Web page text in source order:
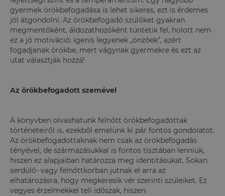
gyermek örökbefogadása is lehet sikeres, ezt is érdemes
jól átgondolni. Az örökbefogadó szülőket gyakran
megmentőként, áldozathozóként tüntetik fel, holott nem
ez a jó motiváció: igenis legyenek „önzőek”, azért
fogadjanak örökbe, mert vágynak gyermekre és ezt az
utat választják hozzá!
Az örökbefogadott szemével
A könyvben olvashatunk felnőtt örökbefogadottak
történeteiről is, ezekből emelünk ki pár fontos gondolatot.
Az örökbefogadottaknak nem csak az örökbefogadás
tényével, de származásukkal is fontos tisztában lenniük,
hiszen ez alapjaiban határozza meg identitásukat. Sokan
serdülő- vagy felnőttkorban jutnak el arra az
elhatározásra, hogy megkeresik vér szerinti szüleiket. Ez
vegyes érzelmekkel teli időszak, hiszen